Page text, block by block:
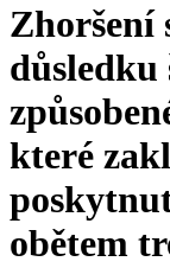
Zhoršení
důsledku
které
obětem